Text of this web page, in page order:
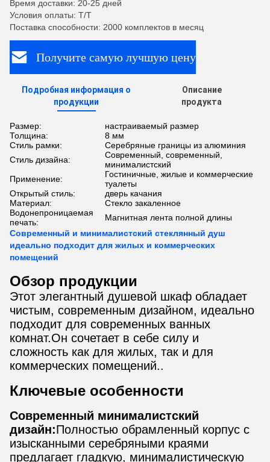
Время доставки: 20-25 дней
Условия оплаты: T/T
Поставка способности: 2000 комплектов в месяц
Получите самую лучшую цену
Подробная информация о
продукции
Описание
продукта
Размер:
настраиваемый размер
Толщина:
8 мм
Стиль рамки:
Серебряные границы из алюминия
Стиль дизайна:
Современный, современный,
минималистский
Применение:
Гостиничные, жилые и коммерческие
туалеты
Открытый стиль:
дверь качания
Материал:
Стекло закаленное
Водонепроницаемая
печать:
Магнитная лента полной длины
Современный и минималистский стеклянный душ
идеально подходит для жилых и коммерческих
помещений
Обзор продукции
Этот элегантный душевой шкаф обладает
чистым, современным дизайном, идеально
подходит для современных ванных
комнат.Он сочетает в себе силу и
сложность как для жилых, так и для
коммерческих помещений..
Ключевые особенности
Современный минималистский
дизайн:Полностью обрамленный корпус с
изысканными серебряными краями
предлагает гладкую, минималистическую